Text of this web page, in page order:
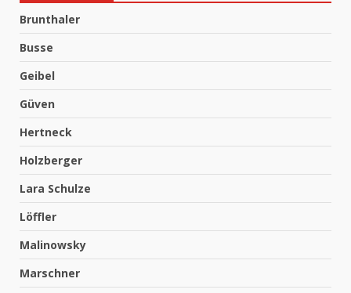
Brunthaler
Busse
Geibel
Güven
Hertneck
Holzberger
Lara Schulze
Löffler
Malinowsky
Marschner